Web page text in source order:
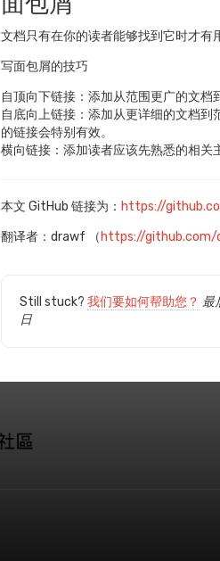
文档只有在你的读者能够找到它时才有
写面包屑的技巧
自顶向下链接：添加从范围更广的文
自底向上链接：添加从更详细的文档
的链接会特别有效。
横向链接：添加读者应该先熟悉的相关
本文 GitHub 链接为： https://
翻译者：drawf （https://github.com/
Still stuck? 我们要如何帮助您？ 最
日